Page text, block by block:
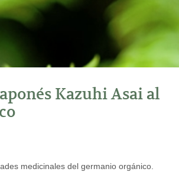
Kazuhi Asai al
medicinales del germanio orgánico.